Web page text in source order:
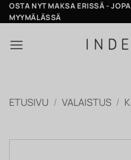
Skip
to
OSTA NYT MAKSA ERISSÄ -
MYYMÄLÄSSÄ
ETUSIVU / VALAISTUS /